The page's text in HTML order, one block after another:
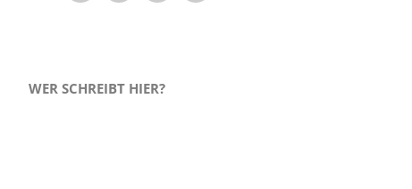
WER SCHREIBT HIER?